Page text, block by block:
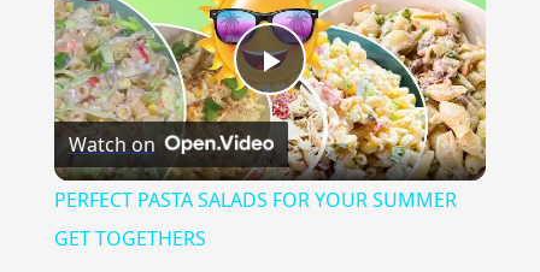
Play
Video
Watch on
PERFECT PASTA SALADS FOR YOUR SUMMER
GET TOGETHERS